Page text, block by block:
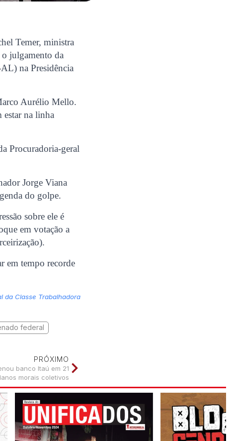
Temer, ministra
o julgamento da
na Presidência
Aurélio Mello.
estar na linha
Procuradoria-geral
Jorge Viana
do golpe.
sobre ele é
em votação a
em tempo recorde
da Classe Trabalhadora
federal
PRÓXIMO
banco Itaú em 21
morais coletivos